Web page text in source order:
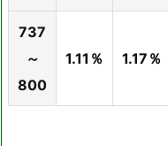
737
～
800
1.11％ 1.17％